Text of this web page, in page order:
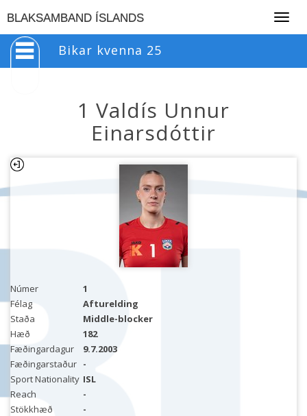
BLAKSAMBAND ÍSLANDS
Bikar kvenna 25
1 Valdís Unnur
Einarsdóttir
Númer
1
Félag
Afturelding
Staða
Middle-blocker
Hæð
182
Fæðingardagur
9.7.2003
Fæðingarstaður -
Sport Nationality ISL
Reach
-
Stökkhæð
-